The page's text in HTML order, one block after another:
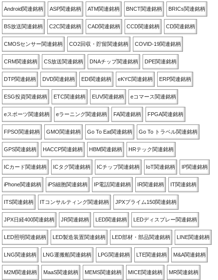
Android関連銘柄 ASP関連銘柄 ATM関連銘柄 BNCT関連銘柄 BRICs関連銘柄
BS放送関連銘柄 C2C関連銘柄 CAD関連銘柄 CCD関連銘柄 CD関連銘柄
CMOSセンサー関連銘柄 CO2回収・貯留関連銘柄 COVID-19関連銘柄
CRM関連銘柄 CS放送関連銘柄 DNAチップ関連銘柄 DPE関連銘柄
DTP関連銘柄 DVD関連銘柄 EDI関連銘柄 eKYC関連銘柄 ERP関連銘柄
ESG投資関連銘柄 ETC関連銘柄 EUV関連銘柄 eコマース関連銘柄
eスポーツ関連銘柄 eラーニング関連銘柄 FA関連銘柄 FPGA関連銘柄
FPSO関連銘柄 GMO関連銘柄 Go To Eat関連銘柄 Go To トラベル関連銘柄
GPS関連銘柄 HACCP関連銘柄 HBM関連銘柄 HRテック関連銘柄
ICカード関連銘柄 ICタグ関連銘柄 ICチップ関連銘柄 IoT関連銘柄 IP関連銘柄
iPhone関連銘柄 iPS細胞関連銘柄 IP電話関連銘柄 IR関連銘柄 IT関連銘柄
ITS関連銘柄 ITコンサルティング関連銘柄 JPXプライム150関連銘柄
JPX日経400関連銘柄 JR関連銘柄 LED関連銘柄 LEDディスプレー関連銘柄
LED照明関連銘柄 LED製造装置関連銘柄 LED部材・部品関連銘柄 LINE関連銘柄
LNG関連銘柄 LNG運搬船関連銘柄 LPG関連銘柄 LTE関連銘柄 M&A関連銘柄
M2M関連銘柄 MaaS関連銘柄 MEMS関連銘柄 MICE関連銘柄 MR関連銘柄